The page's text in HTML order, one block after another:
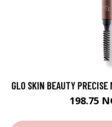
GLO SKIN BEAUTY
198.75